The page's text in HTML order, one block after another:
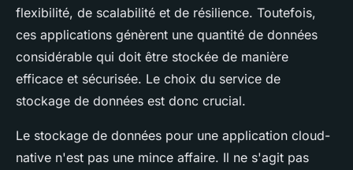
flexibilité, de scalabilité et de résilience. Toutefois,
ces applications génèrent une quantité de données
considérable qui doit être stockée de manière
efficace et sécurisée. Le choix du service de
stockage de données est donc crucial.
Le stockage de données pour une application cloud-
native n'est pas une mince affaire. Il ne s'agit pas